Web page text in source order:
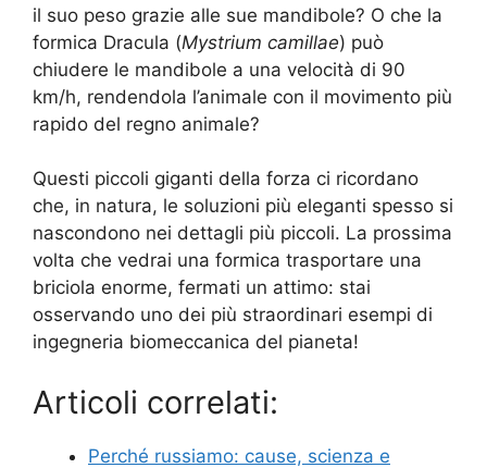
il suo peso grazie alle sue mandibole? O che la
formica Dracula (Mystrium camillae) può
chiudere le mandibole a una velocità di 90
km/h, rendendola l’animale con il movimento più
rapido del regno animale?
Questi piccoli giganti della forza ci ricordano
che, in natura, le soluzioni più eleganti spesso si
nascondono nei dettagli più piccoli. La prossima
volta che vedrai una formica trasportare una
briciola enorme, fermati un attimo: stai
osservando uno dei più straordinari esempi di
ingegneria biomeccanica del pianeta!
Articoli correlati:
Perché russiamo: cause, scienza e